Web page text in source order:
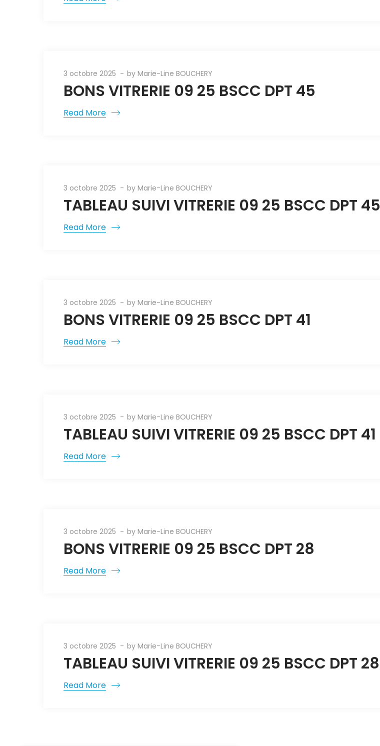
3 octobre 2025 by Marie-Line BOUCHERY
BONS VITRERIE 09 25 BSCC DPT 45
Read More
3 octobre 2025 by Marie-Line BOUCHERY
TABLEAU SUIVI VITRERIE 09 25 BSCC DPT 45
Read More
3 octobre 2025 by Marie-Line BOUCHERY
BONS VITRERIE 09 25 BSCC DPT 41
Read More
3 octobre 2025 by Marie-Line BOUCHERY
TABLEAU SUIVI VITRERIE 09 25 BSCC DPT 41
Read More
3 octobre 2025 by Marie-Line BOUCHERY
BONS VITRERIE 09 25 BSCC DPT 28
Read More
3 octobre 2025 by Marie-Line BOUCHERY
TABLEAU SUIVI VITRERIE 09 25 BSCC DPT 28
Read More